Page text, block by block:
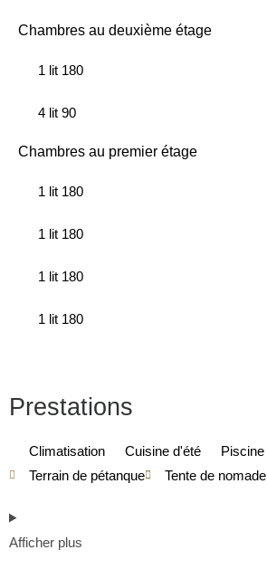
Chambres au deuxième étage
1 lit 180
4 lit 90
Chambres au premier étage
1 lit 180
1 lit 180
1 lit 180
1 lit 180
Prestations
Climatisation Cuisine d'été
Piscine
Terrain de pétanque
Tente de nomade
Afficher plus